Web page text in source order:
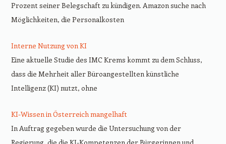
Prozent seiner Belegschaft zu kündigen. Amazon suche nach
Möglichkeiten, die Personalkosten
Interne Nutzung von KI
Eine aktuelle Studie des IMC Krems kommt zu dem Schluss,
dass die Mehrheit aller Büroangestellten künstliche
Intelligenz (KI) nutzt, ohne
KI-Wissen in Österreich mangelhaft
In Auftrag gegeben wurde die Untersuchung von der